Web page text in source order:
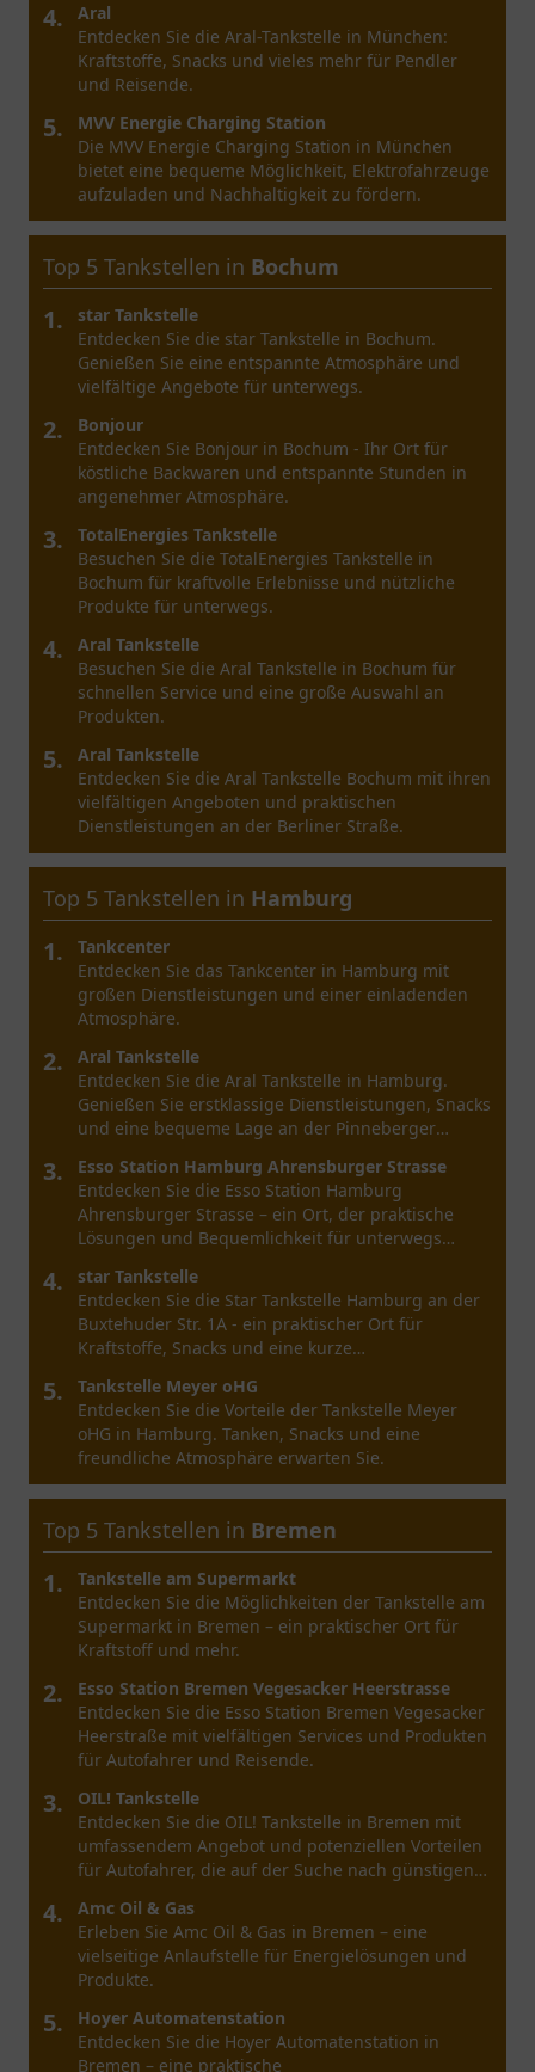
4.
Aral
Entdecken Sie die Aral-Tankstelle in München:
Kraftstoffe, Snacks und vieles mehr für Pendler
und Reisende.
5.
MVV Energie Charging Station
Die MVV Energie Charging Station in München
bietet eine bequeme Möglichkeit, Elektrofahrzeuge
aufzuladen und Nachhaltigkeit zu fördern.
Top 5 Tankstellen in Bochum
1.
star Tankstelle
Entdecken Sie die star Tankstelle in Bochum.
Genießen Sie eine entspannte Atmosphäre und
vielfältige Angebote für unterwegs.
2.
Bonjour
Entdecken Sie Bonjour in Bochum - Ihr Ort für
köstliche Backwaren und entspannte Stunden in
angenehmer Atmosphäre.
3.
TotalEnergies Tankstelle
Besuchen Sie die TotalEnergies Tankstelle in
Bochum für kraftvolle Erlebnisse und nützliche
Produkte für unterwegs.
4.
Aral Tankstelle
Besuchen Sie die Aral Tankstelle in Bochum für
schnellen Service und eine große Auswahl an
Produkten.
5.
Aral Tankstelle
Entdecken Sie die Aral Tankstelle Bochum mit ihren
vielfältigen Angeboten und praktischen
Dienstleistungen an der Berliner Straße.
Top 5 Tankstellen in Düsseldorf
1.
Snack & Shop
Entdecken Sie den Snack & Shop in Düsseldorf:
Einladender Ort mit einer großen Auswahl an
Snacks und Getränken für jede Gelegenheit.
2.
TotalEnergies Tankstelle
Besuchen Sie die TotalEnergies Tankstelle in
Düsseldorf am Höherweg 202 für Kraftstoffe,
Snacks und eine angenehme Pause auf Ihrer Reise.
3.
star Tankstelle
Star Tankstelle am Nikolaus-Knopp-Platz in
Düsseldorf - Ein Ort zum Tanken, Snacks kaufen
und Freundlichkeit erleben.
4.
Stadtwerke Düsseldorf Charging Station
Entdecken Sie die Stadtwerke Düsseldorf Charging
Station – Ihr zentraler Anlaufpunkt für
umweltfreundliches Fahren und Elektrofahrzeug-
5.
Stadtwerke Düsseldorf E-Ladesäule
Entdecken Sie die Stadtwerke Düsseldorf E-
Ladesäule: Ein zentraler Ort für nachhaltige
Mobilität in Düsseldorf, ideal für Elektrofahrzeuge.
Top 5 Tankstellen in Hamburg
1.
Tankcenter
Entdecken Sie das Tankcenter in Hamburg mit
großen Dienstleistungen und einer einladenden
Atmosphäre.
2.
Aral Tankstelle
Entdecken Sie die Aral Tankstelle in Hamburg.
Genießen Sie erstklassige Dienstleistungen, Snacks
und eine bequeme Lage an der Pinneberger
3.
Esso Station Hamburg Ahrensburger Strasse
Entdecken Sie die Esso Station Hamburg
Ahrensburger Strasse – ein Ort, der praktische
Lösungen und Bequemlichkeit für unterwegs
4.
star Tankstelle
Entdecken Sie die Star Tankstelle Hamburg an der
Buxtehuder Str. 1A - ein praktischer Ort für
Kraftstoffe, Snacks und eine kurze
5.
Tankstelle Meyer oHG
Entdecken Sie die Vorteile der Tankstelle Meyer
oHG in Hamburg. Tanken, Snacks und eine